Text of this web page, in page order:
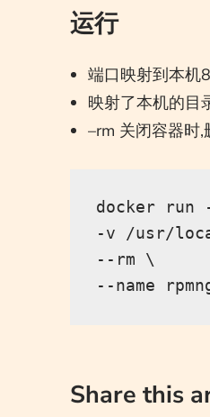
运行
端口映射到本机
映射了本机的目
–rm 关闭容器时,
docker run
-v /usr/
--rm \
Share this